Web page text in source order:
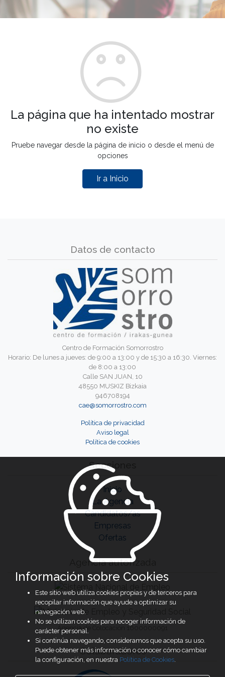
La página que ha intentado mostrar
no existe
Pruebe navegar desde la página de inicio o desde el menú de
opciones
Ir a Inicio
Datos de contacto
Centro de Formación Somorrostro
Horario: De lunes a jueves: de 9:00 a 13:00 y de 15:30 a 16:30. Viernes:
de 8:00 a 13:00
Calle SAN JUAN, 10
48550 MUSKIZ Bizkaia
946708194
cae@somorrostro.com
Política de privacidad
Aviso legal
Política de cookies
Secciones
Inicio
La Agencia
Candidatos/as
Empresas
Ofertas
Agencia autorizada
Agencia de Colocación 1600000091
Colaboradores
Información sobre Cookies
Este sitio web utiliza cookies propias y de terceros para
recopilar información que ayude a optimizar su
navegación web.
No se utilizan cookies para recoger información de
carácter personal.
Si continúa navegando, consideramos que acepta su uso.
Puede obtener más información o conocer cómo cambiar
la configuración, en nuestra Política de Cookies.